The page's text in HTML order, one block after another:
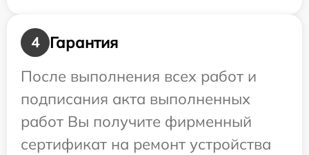
4
Гарантия
После выполнения всех работ и
подписания акта выполненных
работ Вы получите фирменный
сертификат на ремонт устройства